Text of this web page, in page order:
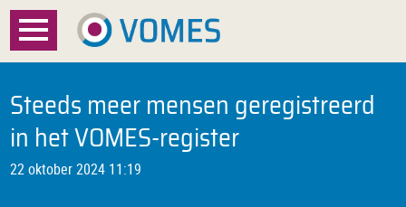
Menu
Over VOMES
Certificatie
Steeds meer mensen geregistreerd
in het VOMES-register
22 oktober 2024 11:19